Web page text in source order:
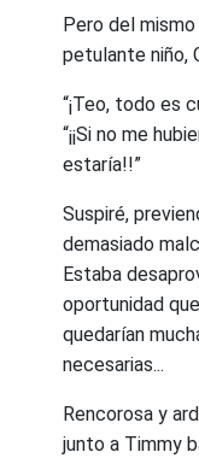
Pero del
petulante niño,
“¡Teo, todo es
“¡¡Si no me
estaría!!”
Suspiré,
demasiado
Estaba
oportunidad
quedarían
necesarias...
Rencorosa y
junto a Timmy